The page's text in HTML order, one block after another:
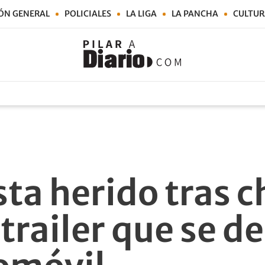
GENERAL POLICIALES LA LIGA LA PANCHA
herido tras
que se